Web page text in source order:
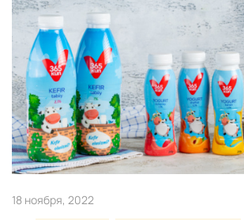
18 ноября, 2022